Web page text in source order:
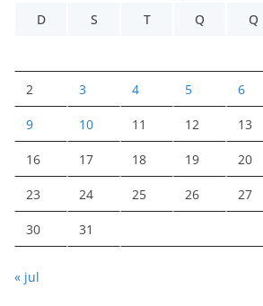
D
S T Q Q
2 3 4 5 6
9 10 11 12 13
16 17 18 19 20
23 24 25 26 27
30 31
« jul